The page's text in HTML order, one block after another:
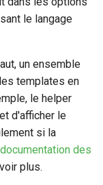
(LDAP, CAS,
du fichier de
toml
automatique
et des
à Canopsis et à
des versions
pbehavior
webhook
prometheus
trap vers Canopsis
le langage
un ensemble
templates en
le helper
d'afficher le
si la
des
plus.